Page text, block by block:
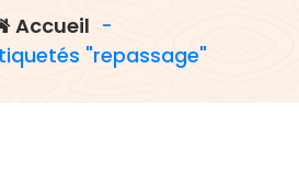
Accueil -
"repassage"